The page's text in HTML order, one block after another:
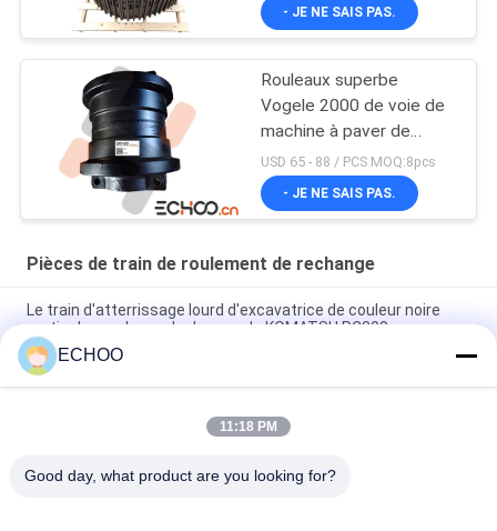
- JE NE SAIS PAS.
Rouleaux superbe
Vogele 2000 de voie de
machine à paver de
Vogele Pavare Vogele
2000
USD 65 - 88 / PCS MOQ:8pcs
- JE NE SAIS PAS.
Pièces de train de roulement de rechange
Le train d'atterrissage lourd d'excavatrice de couleur noire
partie des rouleaux de dessus de KOMATSU PC300
Le mini train d'atterrissage d'excavatrice d'UX031H0E
partie/l'oisif de voie excavatrice de noir
UX054V2E BF800 roue de marche pour pavé d'asphalte
ECHOO
11:18 PM
Good day, what product are you looking for?